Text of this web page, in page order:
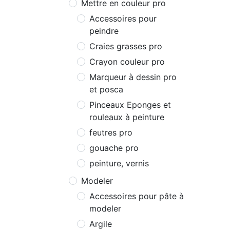
Mettre en couleur pro
Accessoires pour
peindre
Craies grasses pro
Crayon couleur pro
Marqueur à dessin pro
et posca
Pinceaux Eponges et
rouleaux à peinture
feutres pro
gouache pro
peinture, vernis
Modeler
Accessoires pour pâte à
modeler
Argile